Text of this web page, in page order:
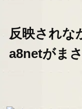
反映されな
a8netがま